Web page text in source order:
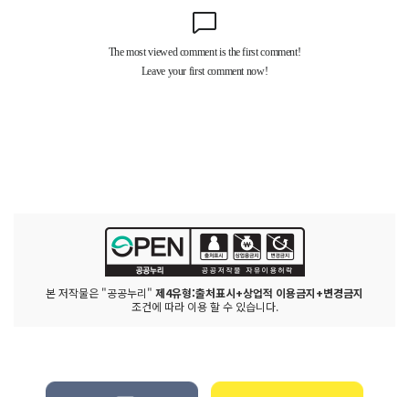
본 저작물은 "공공누리" 제4유형:출처표시+상업적 이용금지+변경금지
조건에 따라 이용 할 수 있습니다.